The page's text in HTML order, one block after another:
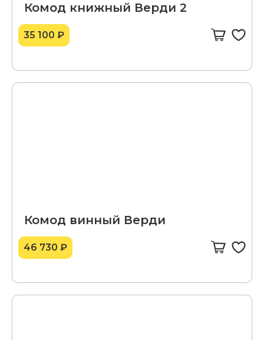
Комод книжный Верди 2
35 100 ₽
Комод винный Верди
46 730 ₽